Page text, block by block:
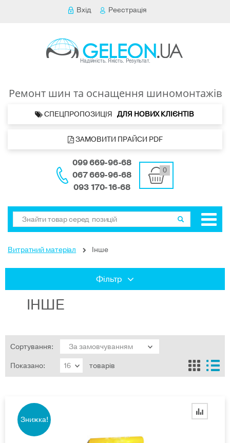
Вхід Реєстрація
Ремонт шин та оснащення шиномонтажів
СПЕЦПРОПОЗИЦІЯ ДЛЯ НОВИХ КЛІЄНТІВ
ЗАМОВИТИ ПРАЙСИ PDF
099 669-96-68
067 669-96-68
093 170-16-68
0
Витратний матеріал Інше
Фільтр
ІНШЕ
Сортування:
Показано:
товарів
Знижка!